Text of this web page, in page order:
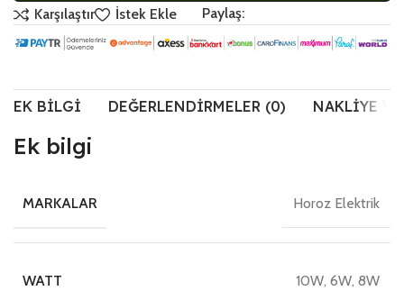
Karşılaştır İstek Ekle Paylaş:
EK BILGI DEĞERLENDIRMELER (0) NAKLIYE
Ek bilgi
MARKALAR Horoz Elektrik
WATT 10W, 6W, 8W